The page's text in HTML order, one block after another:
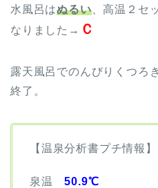
水風呂はぬるい、高温２セ
なりました→ Ｃ
露天風呂でのんびりくつろ
終了。
【温泉分析書プチ情報】
泉温50.9℃